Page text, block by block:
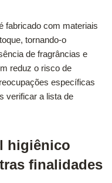
fabricado com materiais
tornando-o
de fragrâncias e
reduz o risco de
específicas
verificar a lista de
higiênico
finalidades